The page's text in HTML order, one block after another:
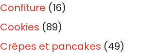
Confiture (16)
Cookies (89)
Crêpes et pancakes (49)